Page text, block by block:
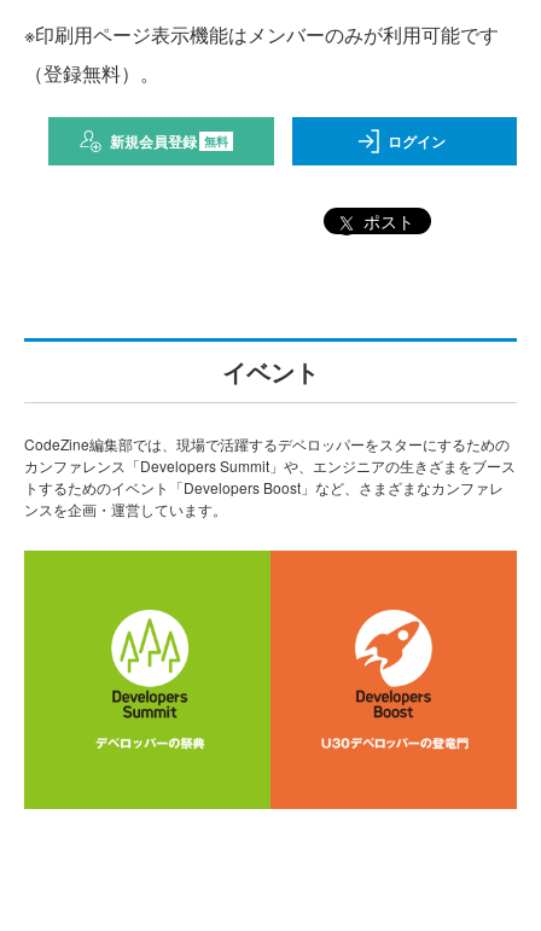
※印刷用ページ表示機能はメンバーのみが利用可能です
（登録無料）。
新規会員登録 無料 ログイン
ポスト
イベント
CodeZine編集部では、現場で活躍するデベロッパーをスターにするための
カンファレンス「Developers Summit」や、エンジニアの生きざまをブース
トするためのイベント「Developers Boost」など、さまざまなカンファレ
ンスを企画・運営しています。